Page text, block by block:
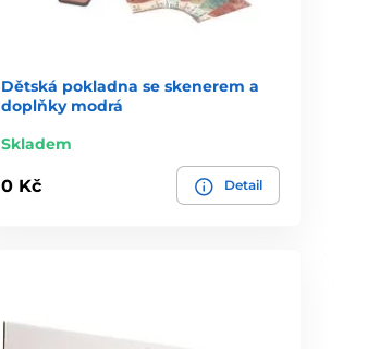
Dětská pokladna se skenerem a
doplňky modrá
Skladem
0 Kč Detail